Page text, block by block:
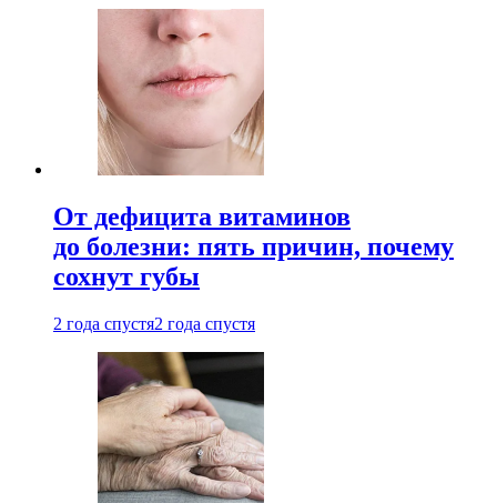
От дефицита витаминов
до болезни: пять причин, почему
сохнут губы
2 года спустя2 года спустя